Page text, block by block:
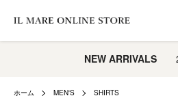
NEW ARRIVALS
ホーム MEN'S SHIRTS